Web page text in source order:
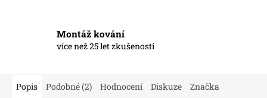
Montáž kování
více než 25 let zkušeností
Popis Podobné (2) Hodnocení Diskuze Značka